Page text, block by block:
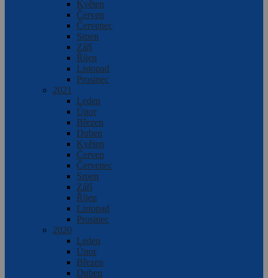
Květen
Červen
Červenec
Srpen
Září
Říjen
Listopad
Prosinec
2021
Leden
Únor
Březen
Duben
Květen
Červen
Červenec
Srpen
Září
Říjen
Listopad
Prosinec
2020
Leden
Únor
Březen
Duben